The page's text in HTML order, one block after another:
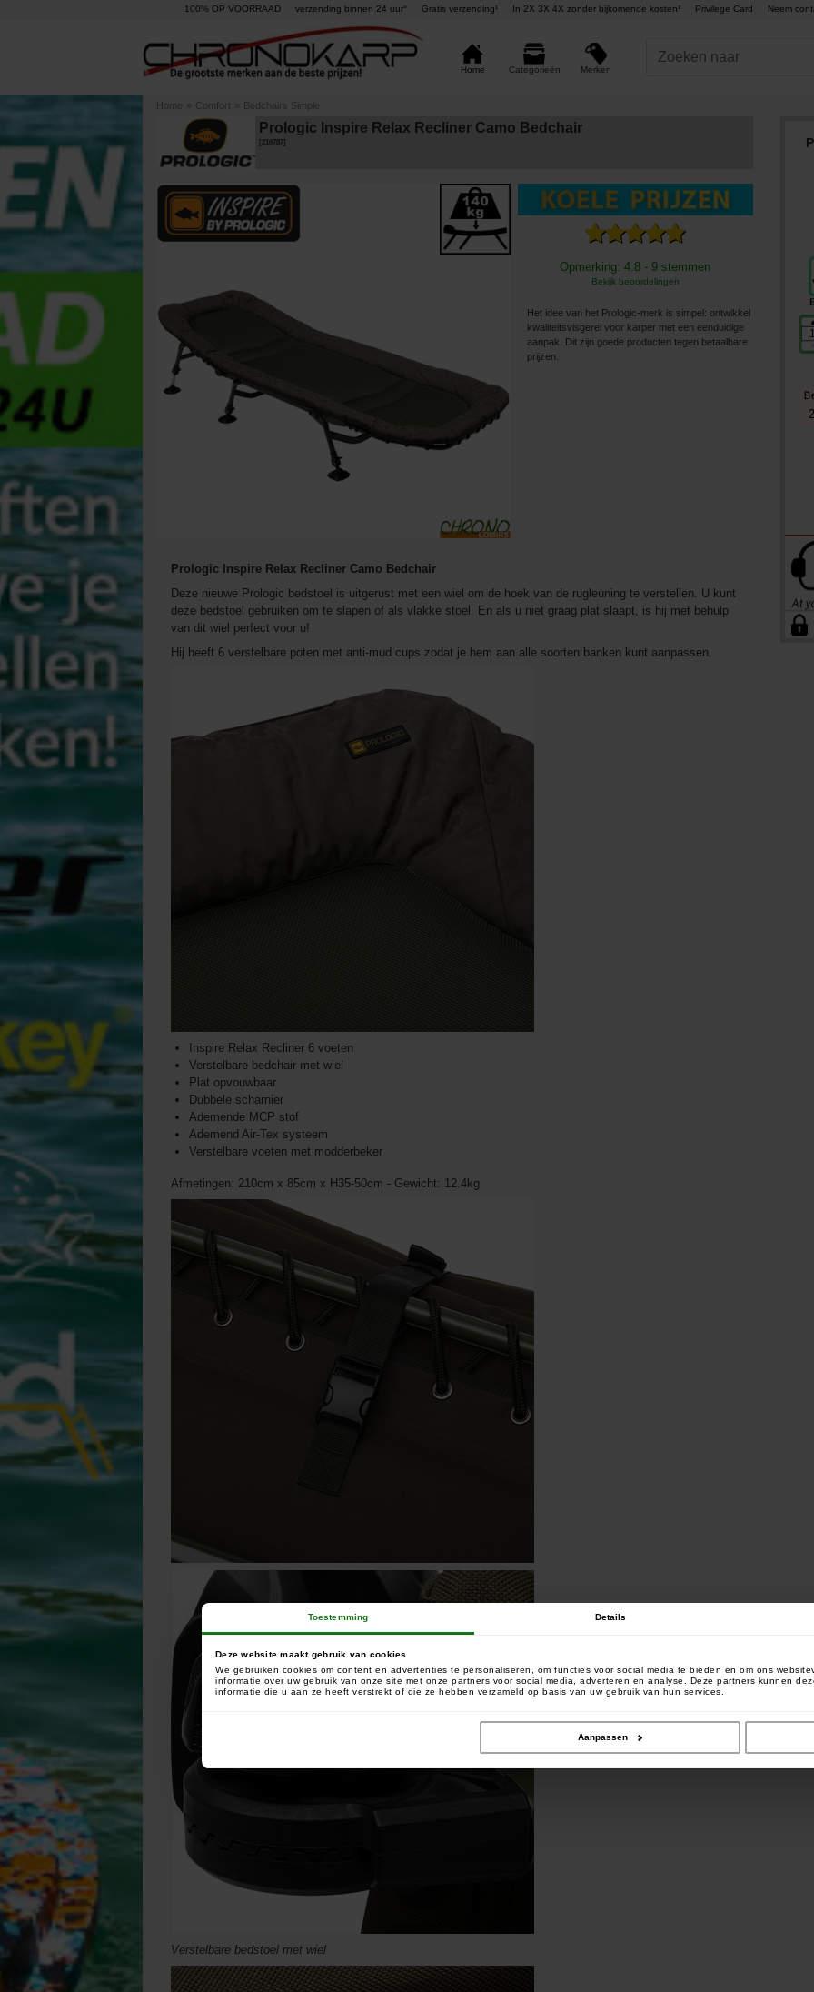
Toestemming Details
Deze website maakt gebruik van cookies
We gebruiken cookies om content en advertenties te personaliseren, om functies voor social media te bieden en om ons
informatie over uw gebruik van onze site met onze partners voor social media, adverteren en analyse. Deze partners kunnen
informatie die u aan ze heeft verstrekt of die ze hebben verzameld op basis van uw gebruik van hun services.
Aanpassen
100% OP VOORRAAD verzending binnen 24 uur° Gratis verzending¹ In 2X 3X 4X zonder bijkomende kosten² Privilege Card Neem
Home Categorieën Merken
Home » Comfort » Bedchairs Simple
Prologic Inspire Relax Recliner Camo Bedchair
216787]
Opmerking: 4.8 - 9 stemmen
Bekijk beoordelingen
Het idee van het Prologic-merk is simpel: ontwikkel
kwaliteitsvisgerei voor karper met een eenduidige
aanpak. Dit zijn goede producten tegen betaalbare
prijzen.
2
Prologic Inspire Relax Recliner Camo Bedchair
Deze nieuwe Prologic bedstoel is uitgerust met een wiel om de hoek van de rugleuning te verstellen. U kunt
deze bedstoel gebruiken om te slapen of als vlakke stoel. En als u niet graag plat slaapt, is hij met behulp
van dit wiel perfect voor u!
Hij heeft 6 verstelbare poten met anti-mud cups zodat je hem aan alle soorten banken kunt aanpassen.
Inspire Relax Recliner 6 voeten
Verstelbare bedchair met wiel
Plat opvouwbaar
Dubbele scharnier
Ademende MCP stof
Ademend Air-Tex systeem
Verstelbare voeten met modderbeker
Afmetingen: 210cm x 85cm x H35-50cm - Gewicht: 12.4kg
Verstelbare bedstoel met wiel